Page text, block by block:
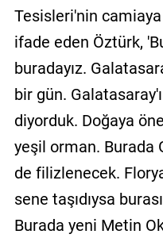
Tesisleri'nin camiaya
ifade eden Öztürk,
buradayız.
bir gün.
diyorduk. Doğaya
yeşil orman. Burada
de filizlenecek.
sene taşıdıysa
Burada yeni Metin